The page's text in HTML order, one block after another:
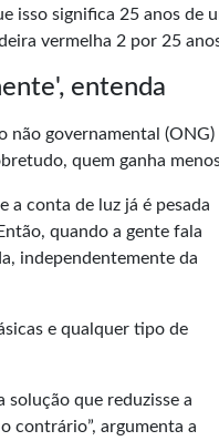
isso significa 25 anos de
vermelha 2 por 25
entenda
não governamental (ONG)
quem ganha
a conta de luz já é pesada
quando a gente fala
independentemente da
e qualquer tipo de
que reduzisse a
contrário”, argumenta a